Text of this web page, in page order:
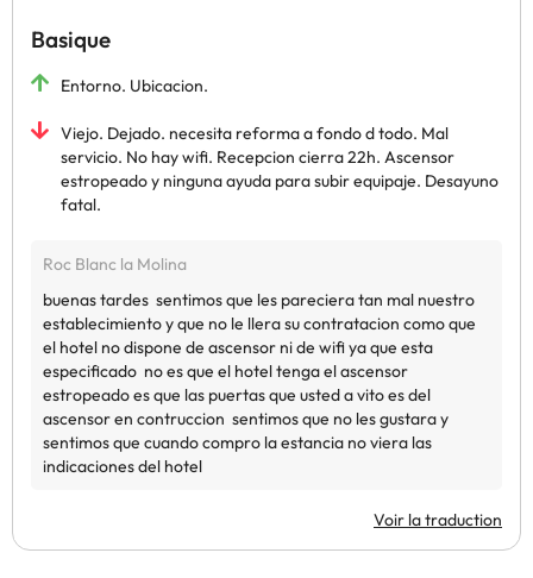
Basique
Entorno. Ubicacion.
Viejo. Dejado. necesita reforma a fondo d todo. Mal
servicio. No hay wifi. Recepcion cierra 22h. Ascensor
estropeado y ninguna ayuda para subir equipaje. Desayuno
fatal.
Voir la traduction